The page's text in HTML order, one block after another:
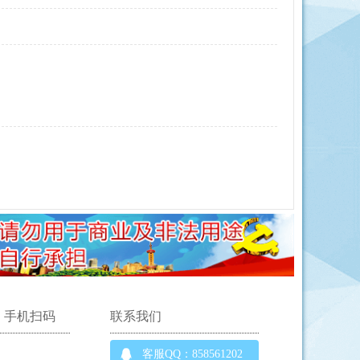
手机扫码 联系我们
客服QQ：858561202